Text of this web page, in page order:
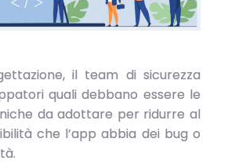
il team di sicurezza
quali debbano essere le
da adottare per ridurre al
che l’app abbia dei bug o